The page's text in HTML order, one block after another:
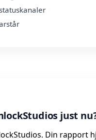
just
Din rapport